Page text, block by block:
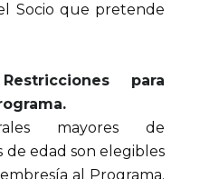
Socio que pretende
para
mayores de
de edad son elegibles
al Programa.